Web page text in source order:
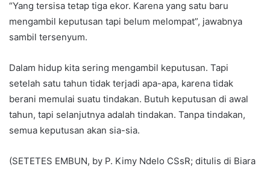
“Yang tersisa tetap tiga ekor. Karena yang satu baru
mengambil keputusan tapi belum melompat”, jawabnya
sambil tersenyum.
Dalam hidup kita sering mengambil keputusan. Tapi
setelah satu tahun tidak terjadi apa-apa, karena tidak
berani memulai suatu tindakan. Butuh keputusan di awal
tahun, tapi selanjutnya adalah tindakan. Tanpa tindakan,
semua keputusan akan sia-sia.
(SETETES EMBUN, by P. Kimy Ndelo CSsR; ditulis di Biara